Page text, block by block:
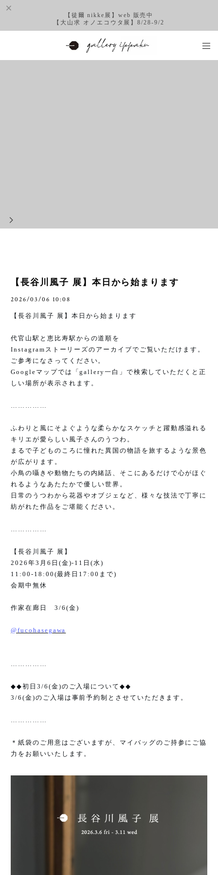
【徒爾 nikke展】web 販売中
【大山求 オノエコウタ展】8/28-9/2
【長谷川風子 展】本日から始まります
2026/03/06 10:08
【長谷川風子 展】本日から始まります
代官山駅と恵比寿駅からの道順を
Instagramストーリーズのアーカイブでご覧いただけます。
ご参考になさってください。
Google マップでは「gallery一白」で検索していただくと正
しい場所が表示されます。
……………
ふわりと風にそよぐような柔らかなスケッチと躍動感溢れる
キリエが愛らしい風子さんのうつわ。
まるで子どものころに憧れた異国の物語を旅するような景色
が広がります。
小鳥の囁きや動物たちの内緒話、そこにあるだけで心がほぐ
れるようなあたたかで優しい世界。
日常のうつわから花器やオブジェなど、様々な技法で丁寧に
紡がれた作品をご堪能ください。
……………
【長谷川風子 展】
2026年3 月 6 日 (金)-11 日(水)
11:00-18:00(最終日 17:00 まで)
会期中無休
作家在廊日 3/6(金)
@fucohasegawa
……………
◆◆初日3/6(金)のご入場について ◆◆
3/6(金)のご入場は事前予約制とさせていただきます。
……………
＊紙袋のご用意はございますが、マイバッグのご持参にご協
力をお願いいたします。